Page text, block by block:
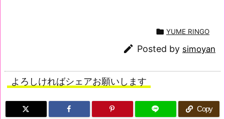
 YUME RINGO
 Posted by simoyan
よろしければシェアお願いします
Copy